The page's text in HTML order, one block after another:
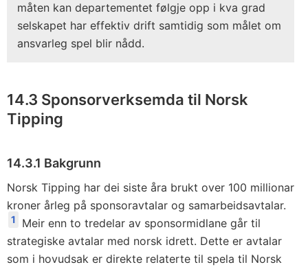
måten kan departementet følgje opp i kva grad
selskapet har effektiv drift samtidig som målet om
ansvarleg spel blir nådd.
14.3 Sponsorverksemda til Norsk
Tipping
14.3.1 Bakgrunn
Norsk Tipping har dei siste åra brukt over 100 millionar
kroner årleg på sponsoravtalar og samarbeidsavtalar.
1
Meir enn to tredelar av sponsormidlane går til
strategiske avtalar med norsk idrett. Dette er avtalar
som i hovudsak er direkte relaterte til spela til Norsk